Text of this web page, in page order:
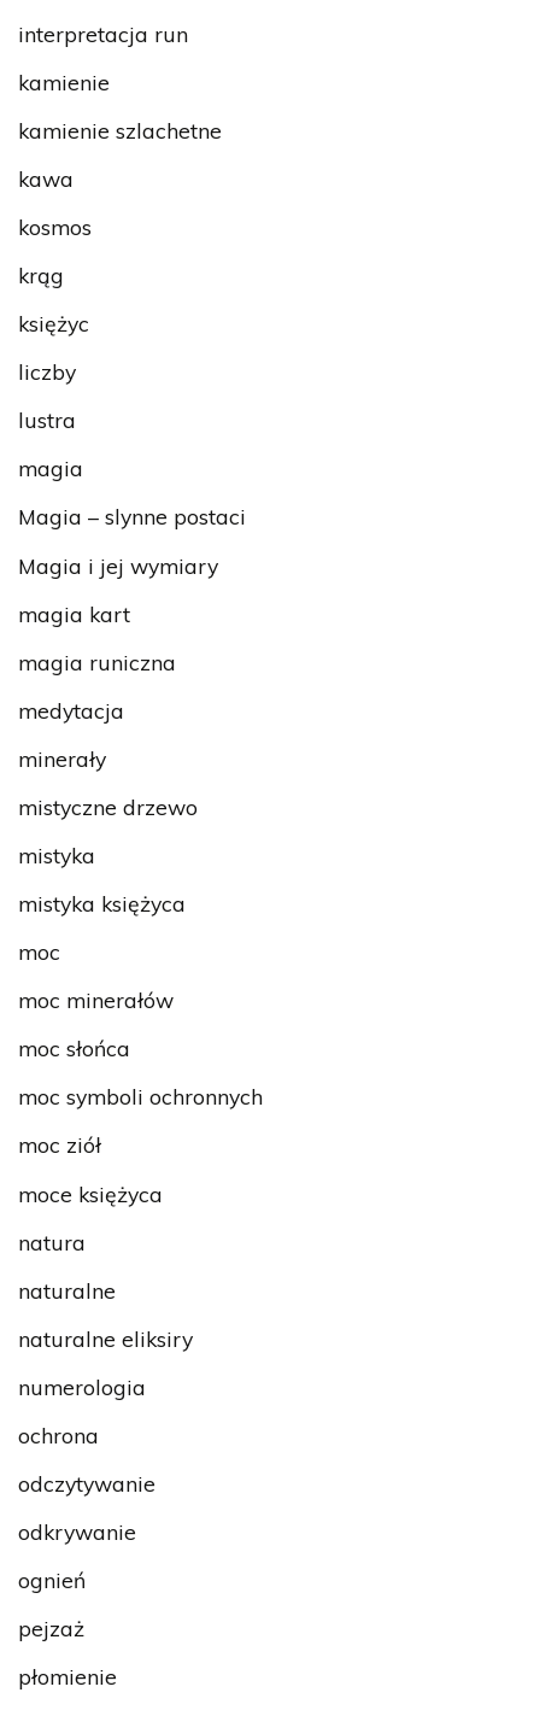
interpretacja run
kamienie
kamienie szlachetne
kawa
kosmos
krąg
księżyc
liczby
lustra
magia
Magia – slynne postaci
Magia i jej wymiary
magia kart
magia runiczna
medytacja
minerały
mistyczne drzewo
mistyka
mistyka księżyca
moc
moc minerałów
moc słońca
moc symboli ochronnych
moc ziół
moce księżyca
natura
naturalne
naturalne eliksiry
numerologia
ochrona
odczytywanie
odkrywanie
ognień
pejzaż
płomienie